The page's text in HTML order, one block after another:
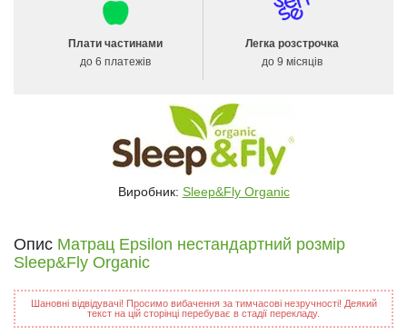
Плати частинами
до 6 платежів
Легка розстрочка
до 9 місяців
Виробник: Sleep&Fly Organic
Опис Матрац Epsilon нестандартний розмір
Sleep&Fly Organic
Шановні відвідувачі! Просимо вибачення за тимчасові незручності! Деякий
текст на цій сторінці перебуває в стадії перекладу.